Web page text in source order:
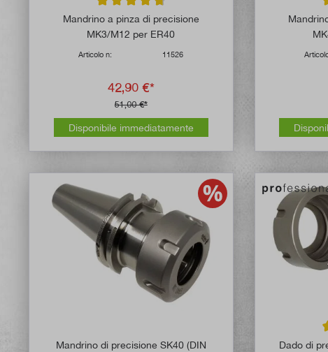
Valutazione media di 4.7 su 5 stelle
Mandrino a pinza di precisione
MK3/M12 per ER40
Articolo n: 11526
42,90 €*
51,00 €*
Disponibile immediatamente
Mandrino di precisione SK40 (DIN
Dado di